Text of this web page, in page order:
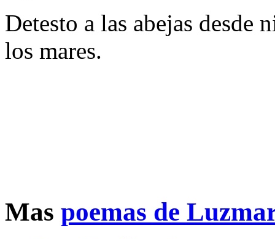
Detesto a las abejas desde
los mares.
Mas poemas de